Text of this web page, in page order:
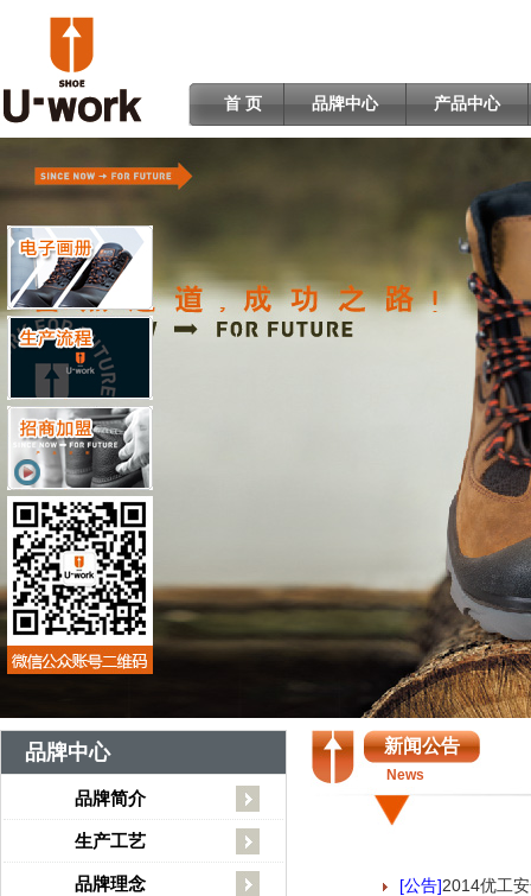
首 页 品牌中心 产品中心
品牌中心
品牌简介
生产工艺
品牌理念
新闻公告
News
[公告]2014优工